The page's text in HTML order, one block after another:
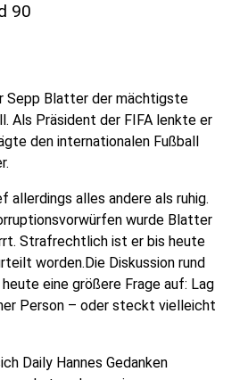
90
Sepp Blatter der mächtigste
Als Präsident der FIFA lenkte er
den internationalen Fußball
allerdings alles andere als ruhig.
wurde Blatter
Strafrechtlich ist er bis heute
worden.Die Diskussion rund
eine größere Frage auf: Lag
Person – oder steckt vielleicht
Daily Hannes Gedanken